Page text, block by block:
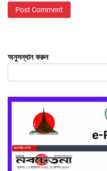
অনুসন্ধান করুন